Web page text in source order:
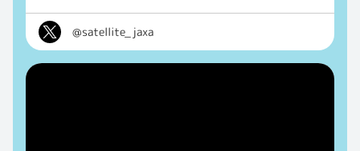
@satellite_jaxa